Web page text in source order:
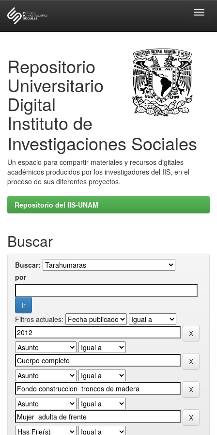
Repositorio
Universitario
Digital
Instituto de
Investigaciones Sociales
Un espacio para compartir materiales y recursos digitales
académicos producidos por los investigadores del IIS, en el
proceso de sus diferentes proyectos.
Repositorio del IIS-UNAM
Buscar
Buscar:
por
Filtros actuales: